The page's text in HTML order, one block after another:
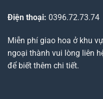
Điện thoại: 0396.72.73.74
Miễn phí giao hoa ở khu
ngoại thành vui lòng liên
để biết thêm chi tiết.